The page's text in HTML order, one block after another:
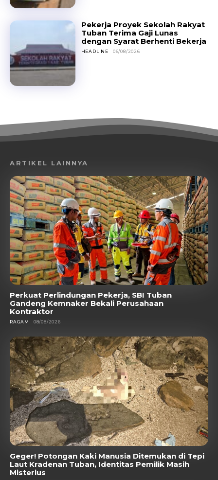
Pekerja Proyek Sekolah Rakyat
Tuban Terima Gaji Lunas
dengan Syarat Berhenti Bekerja
HEADLINE 06/08/2026
ARTIKEL LAINNYA
Perkuat Perlindungan Pekerja, SBI Tuban
Gandeng Kemnaker Bekali Perusahaan
Kontraktor
RAGAM 08/08/2026
Geger! Potongan Kaki Manusia Ditemukan di Tepi
Laut Kradenan Tuban, Identitas Pemilik Masih
Misterius